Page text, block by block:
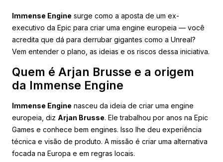
Immense Engine surge como a aposta de um ex-
executivo da Epic para criar uma engine europeia — você
acredita que dá para derrubar gigantes como a Unreal?
Vem entender o plano, as ideias e os riscos dessa iniciativa.
Quem é Arjan Brusse e a origem
da Immense Engine
Immense Engine nasceu da ideia de criar uma engine
europeia, diz Arjan Brusse. Ele trabalhou por anos na Epic
Games e conhece bem engines. Isso lhe deu experiência
técnica e visão de produto. A missão é criar uma alternativa
focada na Europa e em regras locais.